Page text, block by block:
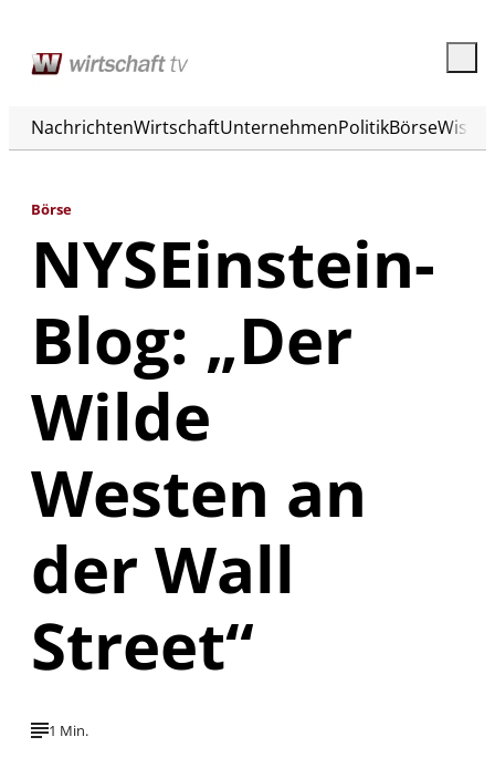
NachrichtenWirtschaftUnternehmenPolitikBörse
Börse
NYSEinstein-
Blog: „Der
Wilde
Westen an
der Wall
Street“
1 Min.